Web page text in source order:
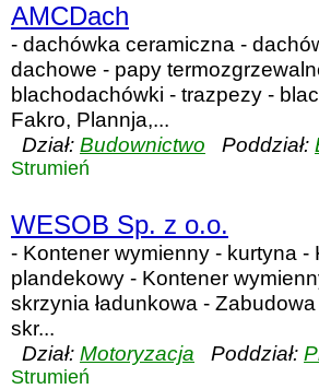
AMCDach
- dachówka ceramiczna -
dachowe - papy
blachodachówki - trazpezy -
Fakro, Plannja,...
Dział: Budownictwo Poddział:
Strumień
WESOB Sp. z o.o.
- Kontener wymienny - kurtyna
plandekowy - Kontener
skrzynia ładunkowa -
skr...
Dział: Motoryzacja Poddział:
Strumień